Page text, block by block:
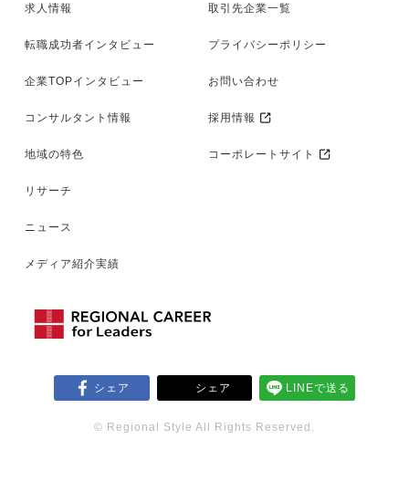
求人情報
転職成功者インタビュー
企業TOPインタビュー
コンサルタント情報
地域の特色
リサーチ
ニュース
メディア紹介実績
取引先企業一覧
プライバシーポリシー
お問い合わせ
採用情報
コーポレートサイト
シェア シェア LINEで送る
© Regional Style All Rights Reserved.